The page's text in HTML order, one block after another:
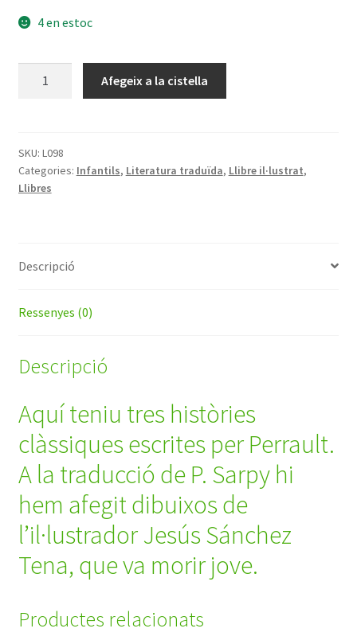
4 en estoc
de
Perrault:
Majstro
Afegeix a la cistella
SKU: L098
Categories: Infantils, Literatura traduïda, Llibre il·lustrat,
Llibres
Descripció
Ressenyes (0)
Descripció
Aquí teniu tres històries
clàssiques escrites per Perrault.
A la traducció de P. Sarpy hi
hem afegit dibuixos de
l’il·lustrador Jesús Sánchez
Tena, que va morir jove.
Productes relacionats